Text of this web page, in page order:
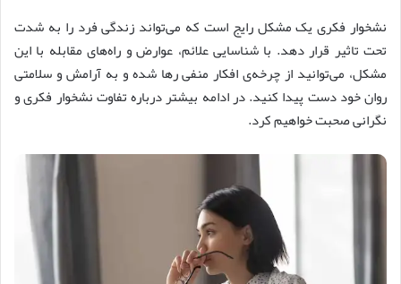
نشخوار فکری یک مشکل رایج است که می‌تواند زندگی فرد را به شدت
تحت تاثیر قرار دهد. با شناسایی علائم، عوارض و راه‌های مقابله با این
مشکل، می‌توانید از چرخه‌ی افکار منفی رها شده و به آرامش و سلامتی
روان خود دست پیدا کنید. در ادامه بیشتر درباره تفاوت نشخوار فکری و
نگرانی صحبت خواهیم کرد.